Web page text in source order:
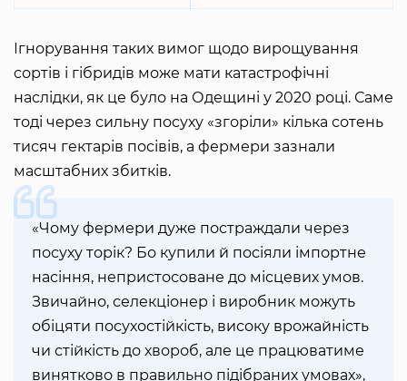
Ігнорування таких вимог щодо вирощування
сортів і гібридів може мати катастрофічні
наслідки, як це було на Одещині у 2020 році. Саме
тоді через сильну посуху «згоріли» кілька сотень
тисяч гектарів посівів, а фермери зазнали
масштабних збитків.
«Чому фермери дуже постраждали через
посуху торік? Бо купили й посіяли імпортне
насіння, непристосоване до місцевих умов.
Звичайно, селекціонер і виробник можуть
обіцяти посухостійкість, високу врожайність
чи стійкість до хвороб, але це працюватиме
винятково в правильно підібраних умовах»,